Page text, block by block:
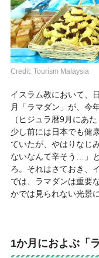
Credit: Tourism Malaysia
イスラム教において、
月「ラマダン」が、今
（ヒジュラ暦9月にあ
少し前には日本でも健
ていたが、やはりなじ
ないなんて辛そう…」
ろ。それはさておき、
では、ラマダンは重要
かでは見られない光景
1か月におよぶ「